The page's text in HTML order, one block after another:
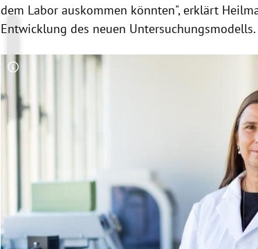
dem Labor auskommen könnten", erklärt
Entwicklung des neuen Untersuchungsmodells.
Copyright-Hinweis öffnen/schließen